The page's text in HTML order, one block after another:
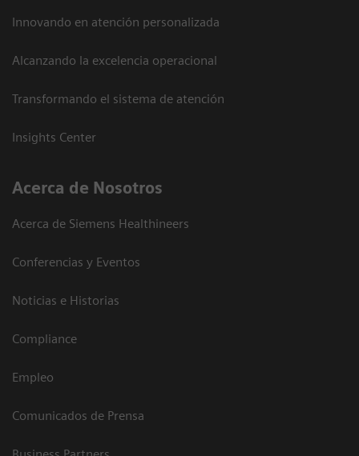
Innovando en atención personalizada
Alcanzando la excelencia operacional
Transformando el sistema de atención
Insights Center
Acerca de Nosotros
Acerca de Siemens Healthineers
Conferencias y Eventos
Noticias e Historias
Compliance
Empleo
Comunicados de Prensa